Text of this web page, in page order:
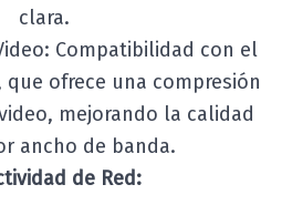
clara.
Compatibilidad con el
que ofrece una compresión
mejorando la calidad
ancho de banda.
de Red: